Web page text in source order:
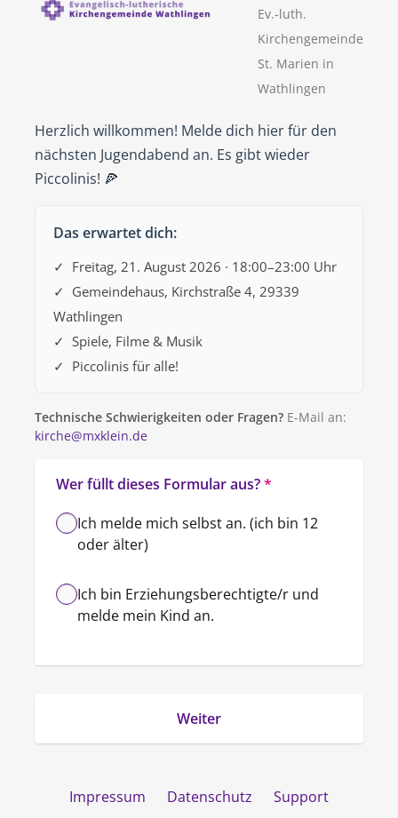
Ev.-luth.
Kirchengemeinde
St. Marien in
Wathlingen
Herzlich willkommen! Melde dich hier für den
nächsten Jugendabend an. Es gibt wieder
Piccolinis! 🍕
Das erwartet dich:
✓ Freitag, 21. August 2026 · 18:00–23:00 Uhr
✓ Gemeindehaus, Kirchstraße 4, 29339
Wathlingen
✓ Spiele, Filme & Musik
✓ Piccolinis für alle!
Technische Schwierigkeiten oder Fragen? E-Mail an:
kirche@mxklein.de
Wer füllt dieses Formular aus?*
Ich melde mich selbst an. (ich bin 12
oder älter)
Ich bin Erziehungsberechtigte/r und
melde mein Kind an.
Impressum Datenschutz Support